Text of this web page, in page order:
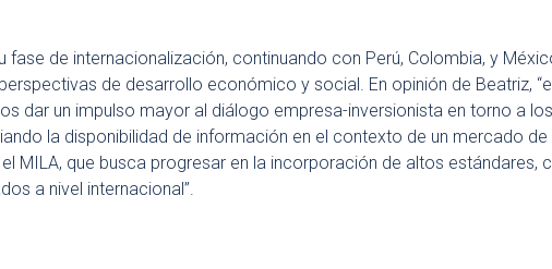
fase de internacionalización, continuando con Perú, Colombia, y
de desarrollo económico y social. En opinión de Beatriz,
dar un impulso mayor al diálogo empresa-inversionista en torno a los
la disponibilidad de información en el contexto de un mercado de
MILA, que busca progresar en la incorporación de altos estándares,
a nivel internacional”.